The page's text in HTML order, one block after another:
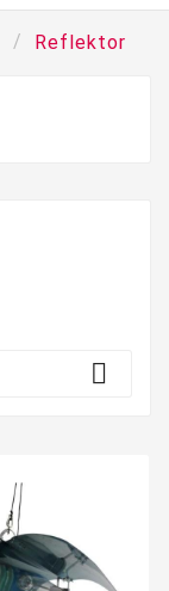
Reflektor
